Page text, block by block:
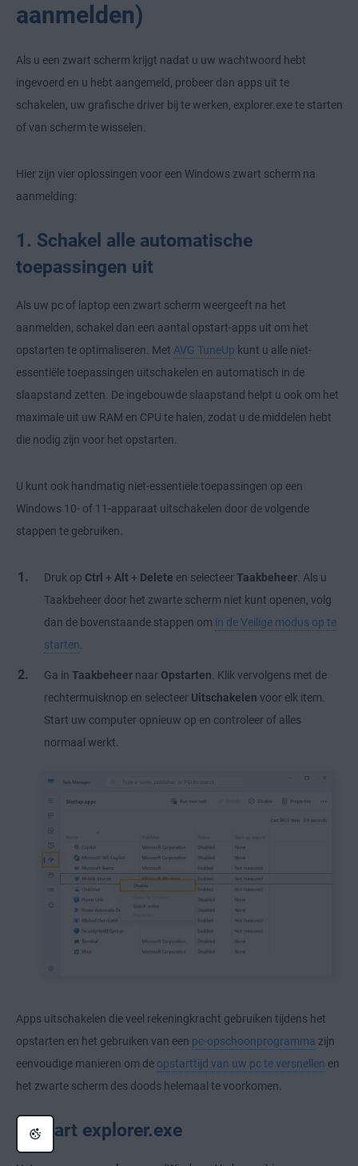
aanmelden)
Als u een zwart scherm krijgt nadat u uw wachtwoord hebt
ingevoerd en u hebt aangemeld, probeer dan apps uit te
schakelen, uw grafische driver bij te werken, explorer.exe te starten
of van scherm te wisselen.
Hier zijn vier oplossingen voor een Windows zwart scherm na
aanmelding:
1. Schakel alle automatische
toepassingen uit
Als uw pc of laptop een zwart scherm weergeeft na het
aanmelden, schakel dan een aantal opstart-apps uit om het
opstarten te optimaliseren. Met AVG TuneUp kunt u alle niet-
essentiële toepassingen uitschakelen en automatisch in de
slaapstand zetten. De ingebouwde slaapstand helpt u ook om het
maximale uit uw RAM en CPU te halen, zodat u de middelen hebt
die nodig zijn voor het opstarten.
U kunt ook handmatig niet-essentiële toepassingen op een
Windows 10- of 11-apparaat uitschakelen door de volgende
stappen te gebruiken.
Druk op Ctrl + Alt + Delete en selecteer Taakbeheer . Als u
Taakbeheer door het zwarte scherm niet kunt openen, volg
dan de bovenstaande stappen om in de Veilige modus op te
starten
Ga in Taakbeheer naar Opstarten . Klik vervolgens met de
rechtermuisknop en selecteer Uitschakelen voor elk item.
Start uw computer opnieuw op en controleer of alles
normaal werkt.
Apps uitschakelen die veel rekeningkracht gebruiken tijdens het
opstarten en het gebruiken van een pc-opschoonprogramma zijn
eenvoudige manieren om de opstarttijd van uw pc te versnellen en
het zwarte scherm des doods helemaal te voorkomen.
2. Start explorer.exe